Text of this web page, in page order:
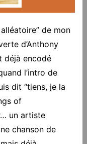
de mon
d’Anthony
déjà encodé
l’intro de
dit “tiens, je la
of
un artiste
chanson de